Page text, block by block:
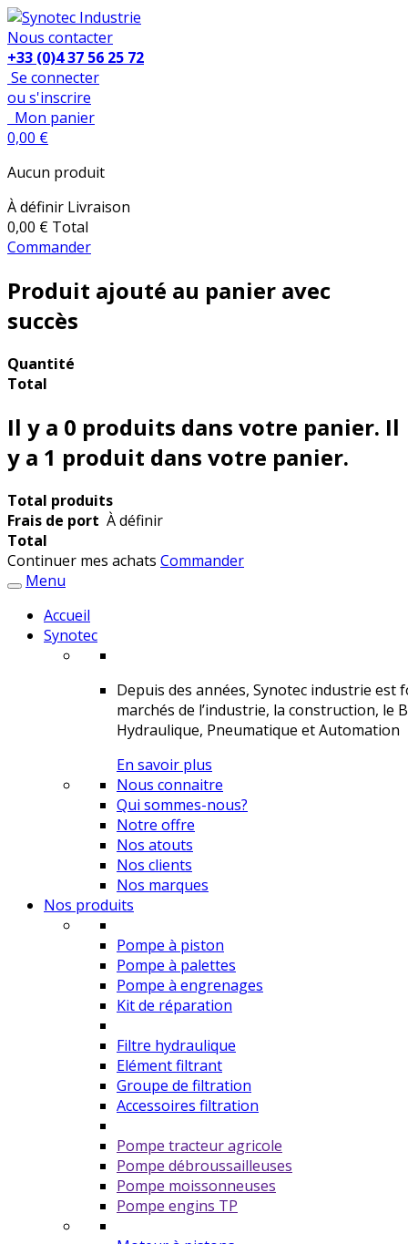
Nous contacter
+33 (0)4 37 56 25 72
Se connecter
ou s'inscrire
Mon panier
0,00 €
Aucun produit
À définir Livraison
0,00 € Total
Commander
Produit ajouté au panier avec
succès
Quantité
Total
Il y a 0 produits dans votre panier. Il
y a 1 produit dans votre panier.
Total produits
Frais de port À définir
Total
Continuer mes achats Commander
Menu
Accueil
Synotec
Depuis des années, Synotec industrie
marchés de l’industrie, la construction, le
Hydraulique, Pneumatique et Automation
En savoir plus
Nous connaitre
Qui sommes-nous?
Notre offre
Nos atouts
Nos clients
Nos marques
Nos produits
Pompe à piston
Pompe à palettes
Pompe à engrenages
Kit de réparation
Filtre hydraulique
Elément filtrant
Groupe de filtration
Accessoires filtration
Pompe tracteur agricole
Pompe débroussailleuses
Pompe moissonneuses
Pompe engins TP